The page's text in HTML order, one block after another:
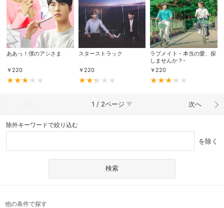
ああっ！僕のアシさま
￥220
スターストラック
￥220
ラブメイト - 本当の愛、探
しませんか？-
￥220
1 / 2ページ 次へ
除外キーワードで絞り込む
を除く
他の条件で探す